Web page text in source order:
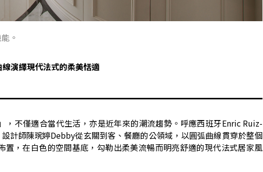
。
線演繹現代法式的柔美恬適
不僅適合當代生活，亦是近年來的潮流趨勢。呼應西班牙Enric Ruiz-
計師陳琬婷Debby從玄關到客、餐廳的公領域，以圓弧曲線貫穿於整個
，在白色的空間基底，勾勒出柔美流暢而明亮舒適的現代法式居家風